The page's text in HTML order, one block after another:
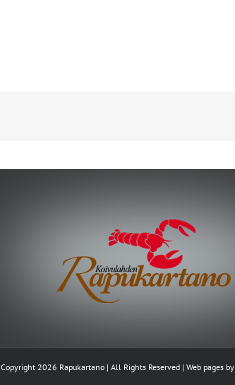
Copyright 2026 Rapukartano | All Rights Reserved | Web pages by